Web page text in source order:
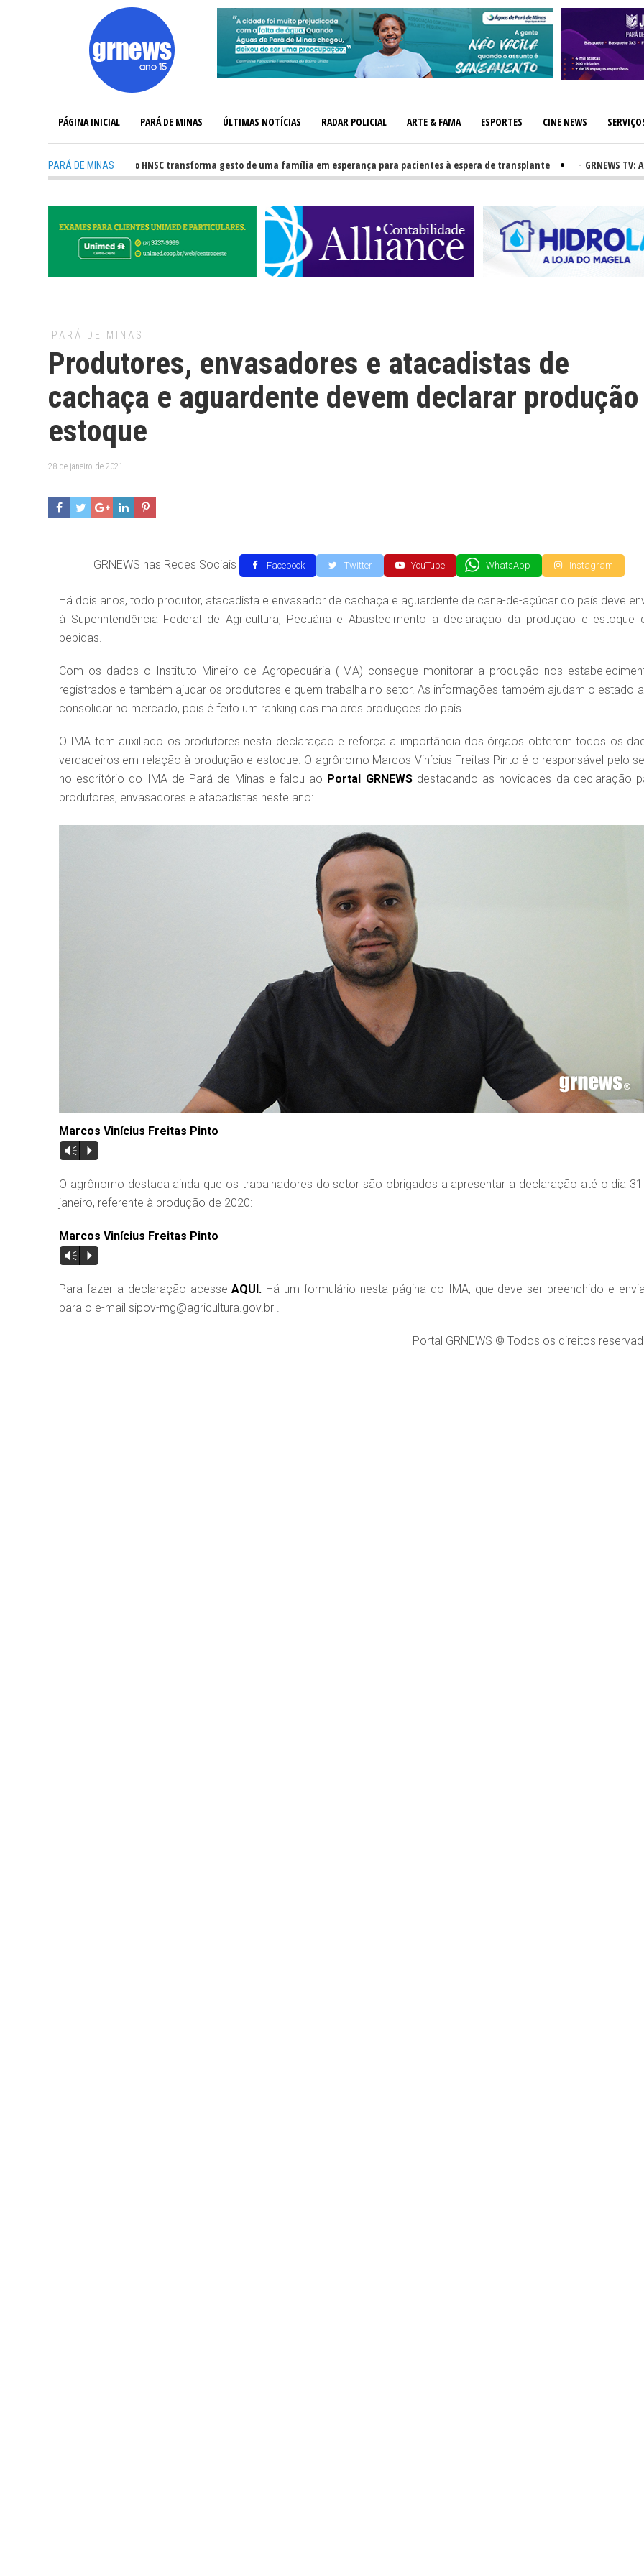
PÁGINA INICIAL PARÁ DE MINAS ÚLTIMAS NOTÍCIAS RADAR POLICIAL ARTE & FAMA ESPORTES CINE NEWS
PARÁ DE MINAS
Captação de órgãos no HNSC transforma gesto de uma família em esperança para pacientes à espera de transplante GRNEWS TV:
PARÁ DE MINAS
Produtores, envasadores e atacadistas de
cachaça e aguardente devem declarar
estoque
28 de janeiro de 2021
GRNEWS nas Redes Sociais Facebook Twitter YouTube WhatsApp Instagram
Há dois anos, todo produtor, atacadista e envasador de cachaça e aguardente de cana-de-açúcar do país deve
à Superintendência Federal de Agricultura, Pecuária e Abastecimento a declaração da produção e estoque
bebidas.
Com os dados o Instituto Mineiro de Agropecuária (IMA) consegue monitorar a produção nos
registrados e também ajudar os produtores e quem trabalha no setor. As informações também ajudam o estado
consolidar no mercado, pois é feito um ranking das maiores produções do país.
O IMA tem auxiliado os produtores nesta declaração e reforça a importância dos órgãos obterem todos os
verdadeiros em relação à produção e estoque. O agrônomo Marcos Vinícius Freitas Pinto é o responsável pelo
no escritório do IMA de Pará de Minas e falou ao Portal GRNEWSdestacando as novidades da declaração
produtores, envasadores e atacadistas neste ano:
Marcos Vinícius Freitas Pinto
Vm P
O agrônomo destaca ainda que os trabalhadores do setor são obrigados a apresentar a declaração até o dia
janeiro, referente à produção de 2020:
Marcos Vinícius Freitas Pinto
Vm P
Para fazer a declaração acesseAQUI. Há um formulário nesta página do IMA, que deve ser preenchido e
para o e-mail sipov-mg@agricultura.gov.br .
Portal GRNEWS © Todos os direitos